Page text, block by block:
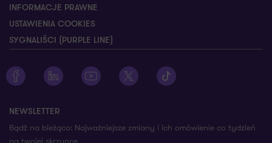
INFORMACJE PRAWNE
USTAWIENIA COOKIES
SYGNALIŚCI (PURPLE LINE)
Zobacz profil Grant Thornton na Facebooku
Zobacz profil Grant Thornton na LinkedIn
Zobacz profil Grant Thornton na YouTube
Zobacz profil Grant Thornton na X
Zobacz profil Grant
NEWSLETTER
Bądź na bieżąco: Najważniejsze zmiany i ich omówienie co tydzień
na twojej skrzynce